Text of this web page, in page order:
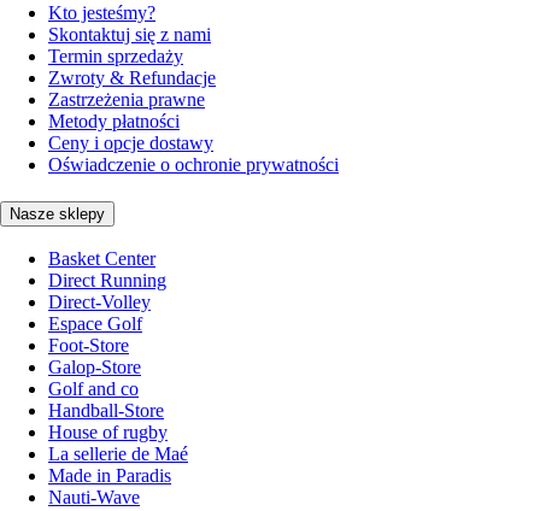
Kto jesteśmy?
Skontaktuj się z nami
Termin sprzedaży
Zwroty & Refundacje
Zastrzeżenia prawne
Metody płatności
Ceny i opcje dostawy
Oświadczenie o ochronie prywatności
Nasze sklepy
Basket Center
Direct Running
Direct-Volley
Espace Golf
Foot-Store
Galop-Store
Golf and co
Handball-Store
House of rugby
La sellerie de Maé
Made in Paradis
Nauti-Wave